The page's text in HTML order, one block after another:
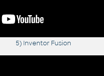
5) Inventor Fusion